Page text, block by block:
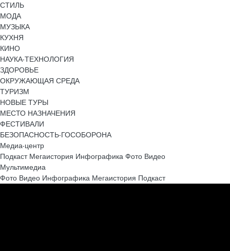
СТИЛЬ
МОДА
МУЗЫКА
КУХНЯ
КИНО
НАУКА-ТЕХНОЛОГИЯ
ЗДОРОВЬЕ
ОКРУЖАЮЩАЯ СРЕДА
ТУРИЗМ
НОВЫЕ ТУРЫ
МЕСТО НАЗНАЧЕНИЯ
ФЕСТИВАЛИ
БЕЗОПАСНОСТЬ-ГОСОБОРОНА
Медиа-центр
Подкаст Мегаистория Инфографика Фото Видео
Мультимедиа
Фото Видео Инфографика Мегаистория Подкаст